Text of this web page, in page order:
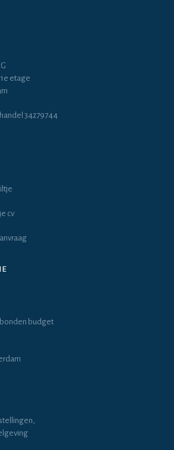
etage
34279744
cv
budget